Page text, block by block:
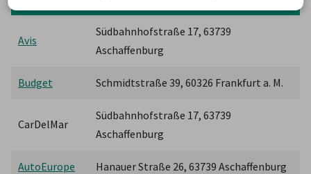
Avis
Südbahnhofstraße 17, 63739
Aschaffenburg
Budget Schmidtstraße 39, 60326 Frankfurt a. M.
CarDelMar
Südbahnhofstraße 17, 63739
Aschaffenburg
AutoEurope Hanauer Straße 26, 63739 Aschaffenburg